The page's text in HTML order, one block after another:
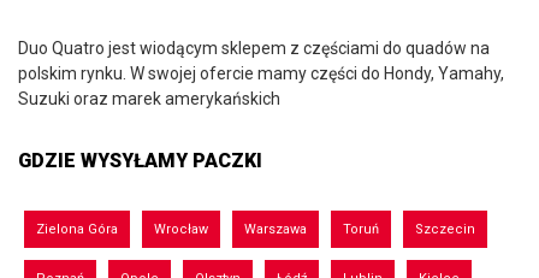
Duo Quatro jest wiodącym sklepem z częściami do quadów na
polskim rynku. W swojej ofercie mamy części do Hondy, Yamahy,
Suzuki oraz marek amerykańskich
GDZIE WYSYŁAMY PACZKI
Zielona Góra Wrocław Warszawa Toruń Szczecin